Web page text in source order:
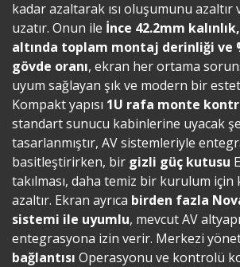
kadar azaltarak ısı oluşumunu
uzatır. Onun ile İnce 42.2mm
altında toplam montaj derinliği ve
gövde oranı, ekran her ortama
uyum sağlayan şık ve modern bir
Kompakt yapısı 1U rafa monte
standart sunucu kabinlerine uyacak
tasarlanmıştır, AV sistemleriyle
basitleştirirken, bir gizli güç kutusu
takılması, daha temiz bir kurulum için
azaltır. Ekran ayrıca birden fazla
sistemi ile uyumlu, mevcut AV
entegrasyona izin verir. Merkezi
bağlantısı Operasyonu ve kontrolü